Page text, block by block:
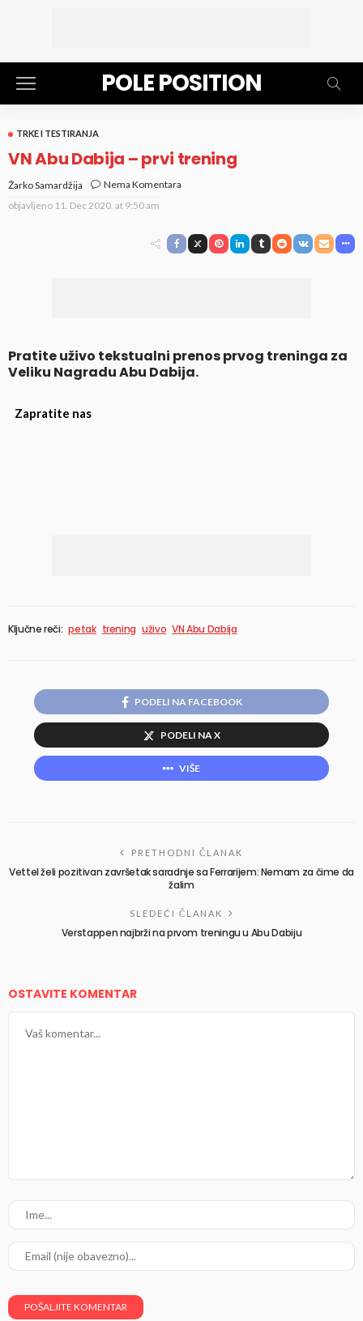
POLE POSITION
TRKE I TESTIRANJA
VN Abu Dabija – prvi trening
Žarko Samardžija
Nema Komentara
objavljeno 11. Dec 2020. at 9:50 am
Pratite uživo tekstualni prenos prvog treninga za
Veliku Nagradu Abu Dabija.
Zapratite nas
Ključne reči: petak trening uživo VN Abu Dabija
PODELI NA FACEBOOK
PODELI NA X
VIŠE
PRETHODNI ČLANAK
Vettel želi pozitivan završetak saradnje sa Ferrarijem: Nemam za čime da
žalim
SLEDEĆI ČLANAK
Verstappen najbrži na prvom treningu u Abu Dabiju
OSTAVITE KOMENTAR